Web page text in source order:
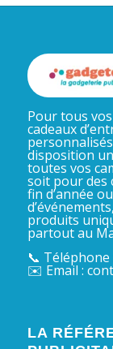
Pour tous
cadeaux
disposition
toutes vos
soit pour des
fin d’année
produits
partout au
📞 Téléphone
✉️ Email :
LA